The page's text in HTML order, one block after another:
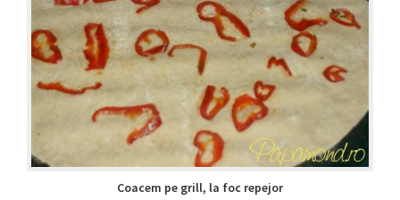
Coacem pe grill, la foc repejor